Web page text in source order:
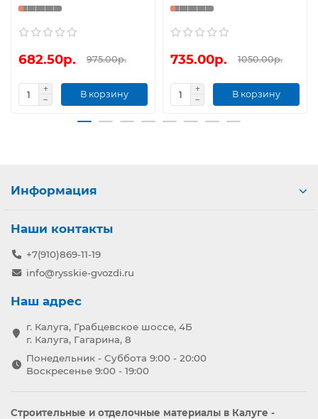
682.50р. 975.00р.
В корзину
735.00р. 1050.00р.
В корзину
Информация
Наши контакты
+7(910)869-11-19
info@rysskie-gvozdi.ru
Наш адрес
г. Калуга, Грабцевское шоссе, 4Б
г. Калуга, Гагарина, 8
Понедельник - Суббота 9:00 - 20:00
Воскресенье 9:00 - 19:00
Строительные и отделочные материалы в Калуге -